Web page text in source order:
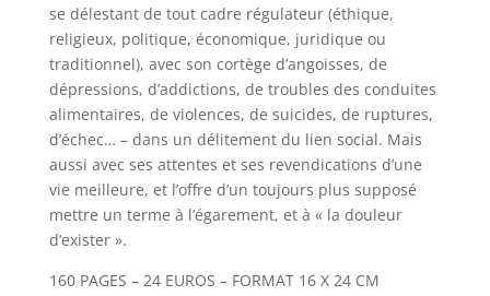
se délestant de tout cadre régulateur (éthique,
religieux, politique, économique, juridique ou
traditionnel), avec son cortège d’angoisses, de
dépressions, d’addictions, de troubles des conduites
alimentaires, de violences, de suicides, de ruptures,
d’échec… – dans un délitement du lien social. Mais
aussi avec ses attentes et ses revendications d’une
vie meilleure, et l’offre d’un toujours plus supposé
mettre un terme à l’égarement, et à « la douleur
d’exister ».
160 PAGES – 24 EUROS – FORMAT 16 X 24 CM